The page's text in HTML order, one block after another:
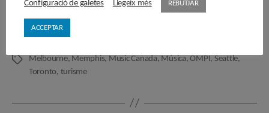
EtiquetesMelbourne, Memphis, Music Canada, Música,OMPI , Seattle,
Toronto, turisme
Configuració de galetes Llegeix més REBUTJAR
ACCEPTAR